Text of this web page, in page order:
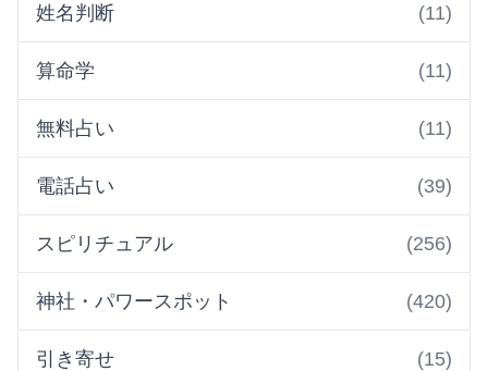
姓名判断 (11)
算命学 (11)
無料占い (11)
電話占い (39)
スピリチュアル (256)
神社・パワースポット (420)
引き寄せ (15)